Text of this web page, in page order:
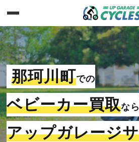
那珂川町での
ベビーカー買取な
アップガレージ